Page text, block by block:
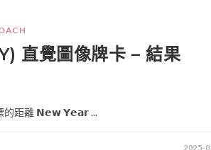
直覺圖像牌卡 – 結果
的距離 𝗡𝗲𝘄 𝗬𝗲𝗮𝗿 ...
2025-